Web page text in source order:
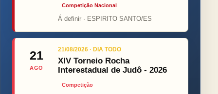
Competição Nacional
Á definir · ESPIRITO SANTO/ES
21
AGO
21/08/2026 · DIA TODO
XIV Torneio Rocha
Interestadual de Judô - 2026
Competição